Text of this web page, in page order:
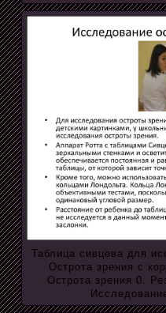
Таблица сивцева для
Острота зрения с
Острота зрения 0.